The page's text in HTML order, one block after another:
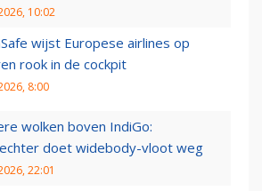
10:02
wijst Europese airlines op
rook in de cockpit
8:00
wolken boven IndiGo:
doet widebody-vloot weg
22:01